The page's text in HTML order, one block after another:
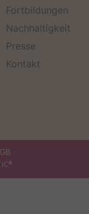
Fortbildungen
Nachhaltigkeit
Presse
Kontakt